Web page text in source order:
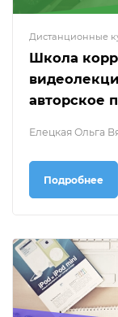
Дистанционные
Школа
авторское
Елецкая Ольга
Подробнее